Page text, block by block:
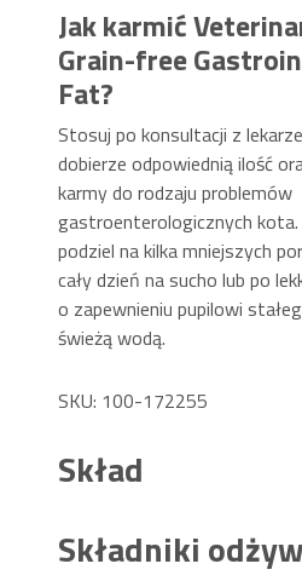
Jak karmić
Grain-free
Fat?
Stosuj po konsultacji z
dobierze odpowiednią ilość
karmy do rodzaju problemów
gastroenterologicznych kota.
podziel na kilka mniejszych
cały dzień na sucho lub po
o zapewnieniu pupilowi
świeżą wodą.
SKU: 100-172255
Skład
Składniki